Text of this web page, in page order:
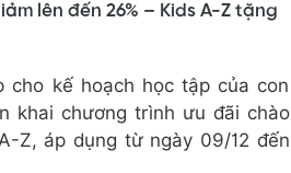
lên đến 26% – Kids A-Z tặng
kế hoạch học tập của con
khai chương trình ưu đãi chào
Z, áp dụng từ ngày 09/12 đến